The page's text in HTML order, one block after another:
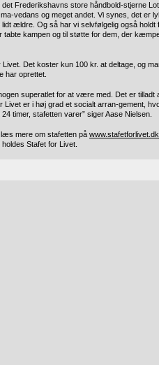
Frederikshavns store håndbold-stjerne
vedans og meget andet. Vi synes, det er
lidt ældre. Og så har vi selvfølgelig også
tabte kampen og til støtte for dem, der
Livet. Det koster kun 100 kr. at deltage, og
har oprettet.
superatlet for at være med. Det er tilladt
Livet er i høj grad et socialt arran-gement,
timer, stafetten varer” siger Aase Nielsen.
mere om stafetten på www.stafetforlivet.dk
Stafet for Livet.